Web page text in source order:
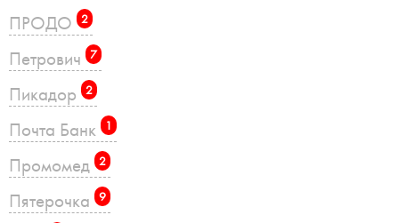
ПРОДО 2
Петрович 7
Пикадор 2
Почта Банк 1
Промомед 2
Пятерочка 9